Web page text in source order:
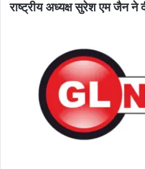
राष्ट्रीय अध्यक्ष सुरेश एम जैन ने